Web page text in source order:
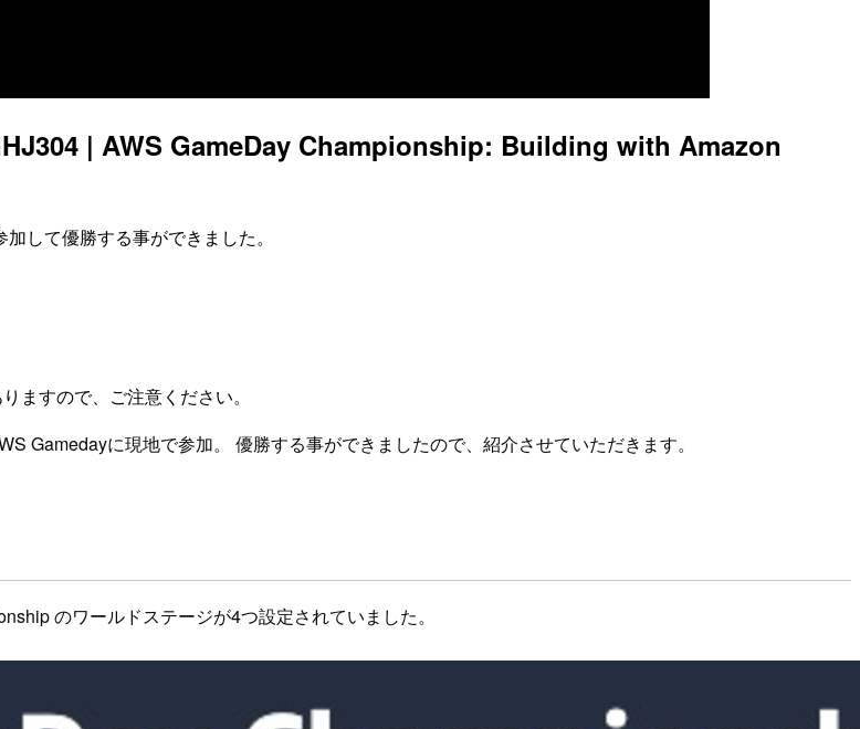
| AWS GameDay Championship: Building with Amazon
して優勝する事ができました。
ますので、ご注意ください。
Gamedayに現地で参加。 優勝する事ができましたので、紹介させていただきます。
のワールドステージが4つ設定されていました。